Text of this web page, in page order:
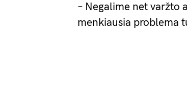
– Negalime net varžto
menkiausia problema